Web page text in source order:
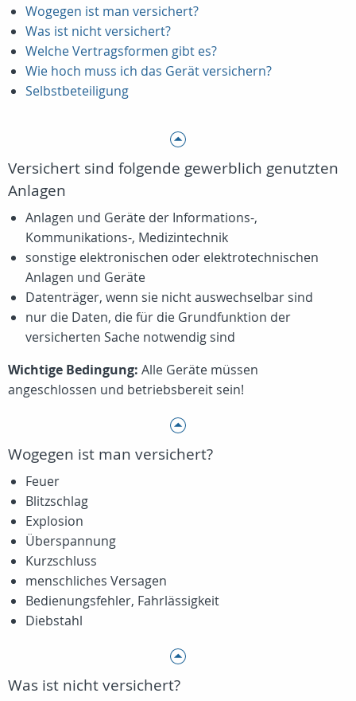
Wogegen ist man versichert?
Was ist nicht versichert?
Welche Vertragsformen gibt es?
Wie hoch muss ich das Gerät versichern?
Selbstbeteiligung
Versichert sind folgende gewerblich genutzten
Anlagen
Anlagen und Geräte der Informations-,
Kommunikations-, Medizintechnik
sonstige elektronischen oder elektrotechnischen
Anlagen und Geräte
Datenträger, wenn sie nicht auswechselbar sind
nur die Daten, die für die Grundfunktion der
versicherten Sache notwendig sind
Wichtige Bedingung: Alle Geräte müssen
angeschlossen und betriebsbereit sein!
Wogegen ist man versichert?
Feuer
Blitzschlag
Explosion
Überspannung
Kurzschluss
menschliches Versagen
Bedienungsfehler, Fahrlässigkeit
Diebstahl
Was ist nicht versichert?